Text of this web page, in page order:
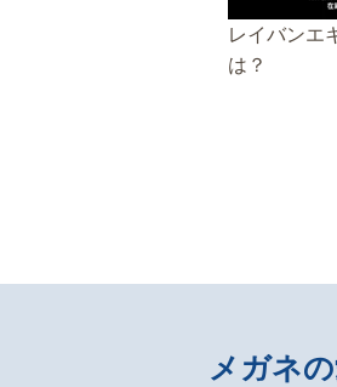
レイバンエ
は？
メガネ